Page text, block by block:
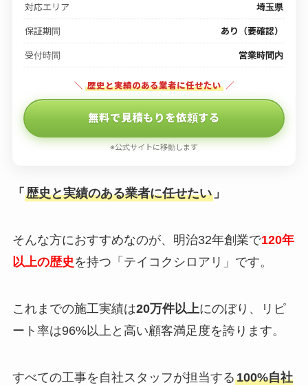
対応エリア 埼玉県
保証期間 あり（要確認）
受付時間 営業時間内
＼ 歴史と実績のある業者に任せたい ／
無料で見積もりを依頼する
※公式サイトに移動します
「 歴史と実績のある業者に任せたい」
そんな方におすすめなのが、明治32年創業で120年
以上の歴史 を持つ「テイコクシロアリ」です。
これまでの施工実績は20万件以上にのぼり、リピ
ート率は96%以上と高い顧客満足度を誇ります。
すべての工事を自社スタッフが担当する100%自社